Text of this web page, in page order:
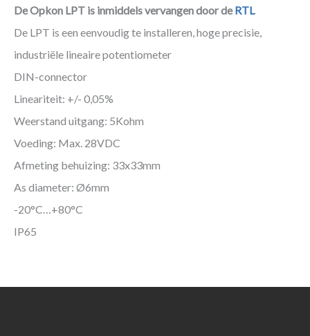
De Opkon LPT is inmiddels vervangen door deRTL
De LPT is een eenvoudig te installeren, hoge precisie,
industriële lineaire potentiometer
DIN-connector
Lineariteit: +/- 0,05%
Weerstand uitgang: 5Kohm
Voeding: Max. 28VDC
Afmeting behuizing: 33x33mm
As diameter: Ø6mm
-20°C…+80°C
IP65